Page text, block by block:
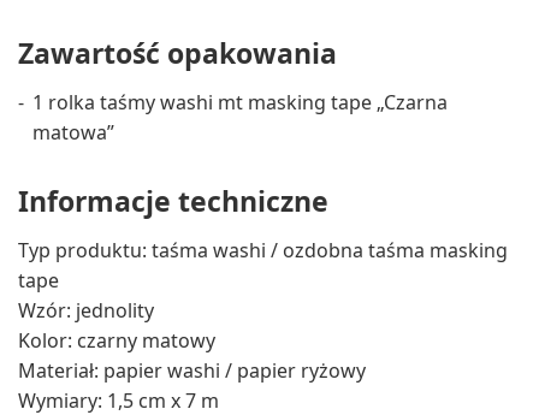
Zawartość opakowania
1 rolka taśmy washi mt masking tape „Czarna
matowa”
Informacje techniczne
Typ produktu: taśma washi / ozdobna taśma masking
tape
Wzór: jednolity
Kolor: czarny matowy
Materiał: papier washi / papier ryżowy
Wymiary: 1,5 cm x 7 m